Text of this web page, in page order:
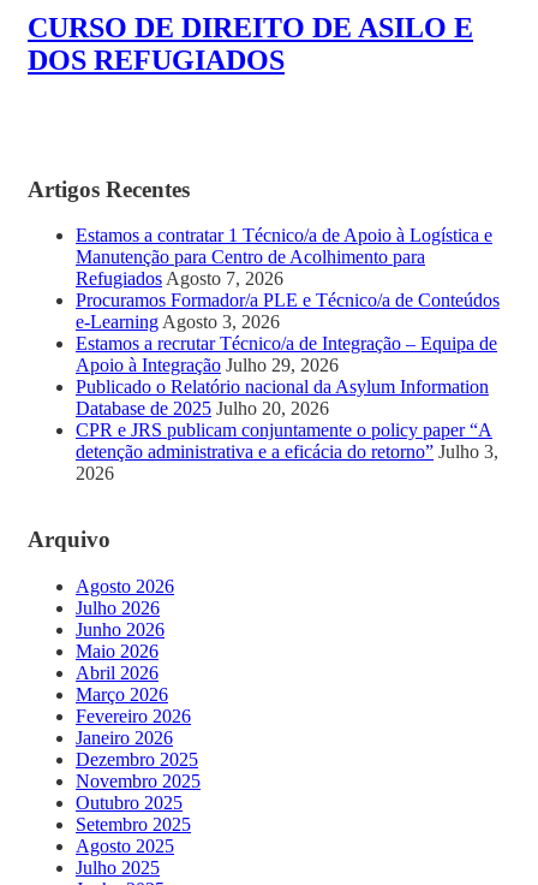
CURSO DE DIREITO DE ASILO E
DOS REFUGIADOS
Artigos Recentes
Estamos a contratar 1 Técnico/a de Apoio à Logística e
Manutenção para Centro de Acolhimento para
Refugiados Agosto 7, 2026
Procuramos Formador/a PLE e Técnico/a de Conteúdos
e-Learning Agosto 3, 2026
Estamos a recrutar Técnico/a de Integração – Equipa de
Apoio à Integração Julho 29, 2026
Publicado o Relatório nacional da Asylum Information
Database de 2025 Julho 20, 2026
CPR e JRS publicam conjuntamente o policy paper “A
detenção administrativa e a eficácia do retorno” Julho 3,
2026
Arquivo
Agosto 2026
Julho 2026
Junho 2026
Maio 2026
Abril 2026
Março 2026
Fevereiro 2026
Janeiro 2026
Dezembro 2025
Novembro 2025
Outubro 2025
Setembro 2025
Agosto 2025
Julho 2025